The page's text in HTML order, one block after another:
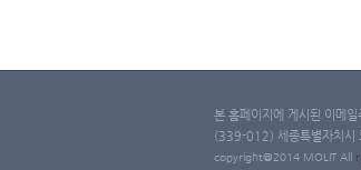
본 홈페이지에 게시된 이메
(339-012) 세종특별자치
copyright@2014 MOLIT All